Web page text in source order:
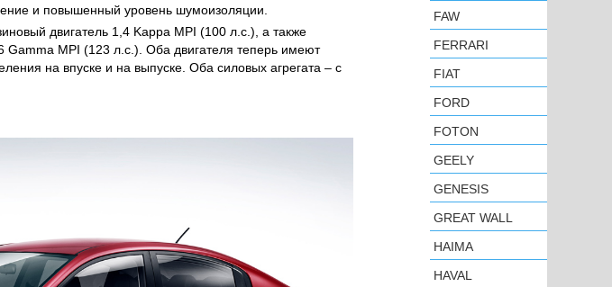
и повышенный уровень шумоизоляции.
двигатель 1,4 Kappa MPI (100 л.с.), а также
Gamma MPI (123 л.с.). Оба двигателя теперь имеют
на впуске и на выпуске. Оба силовых агрегата – с
FAW
FERRARI
FIAT
FORD
FOTON
GEELY
GENESIS
GREAT WALL
HAIMA
HAVAL